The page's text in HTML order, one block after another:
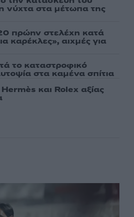
νύχτα στα μέτωπα της
πρώην στελέχη κατά
καρέκλες», αιχμές για
το καταστροφικό
στα καμένα σπίτια
και Rolex αξίας